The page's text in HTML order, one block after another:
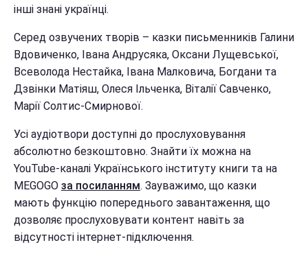
інші знані українці.
Серед озвучених творів – казки письменників Галини
Вдовиченко, Івана Андрусяка, Оксани Лущевської,
Всеволода Нестайка, Івана Малковича, Богдани та
Дзвінки Матіяш, Олеся Ільченка, Віталії Савченко,
Марії Солтис-Смирнової.
Усі аудіотвори доступні до прослуховування
абсолютно безкоштовно. Знайти їх можна на
YouTube-каналі Українського інституту книги та на
MEGOGO за посиланням. Зауважимо, що казки
мають функцію попереднього завантаження, що
дозволяє прослуховувати контент навіть за
відсутності інтернет-підключення.